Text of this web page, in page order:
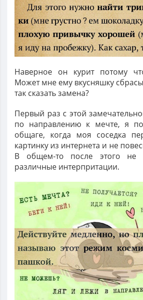
Наверное он курит потому
Может мне ему вкусняшку
так сказать замена?
Первый раз с этой
по направлению к мечте, я
общаге, когда моя соседка
картинку из интернета и не
В общем-то после этого не
различные интерпритации.